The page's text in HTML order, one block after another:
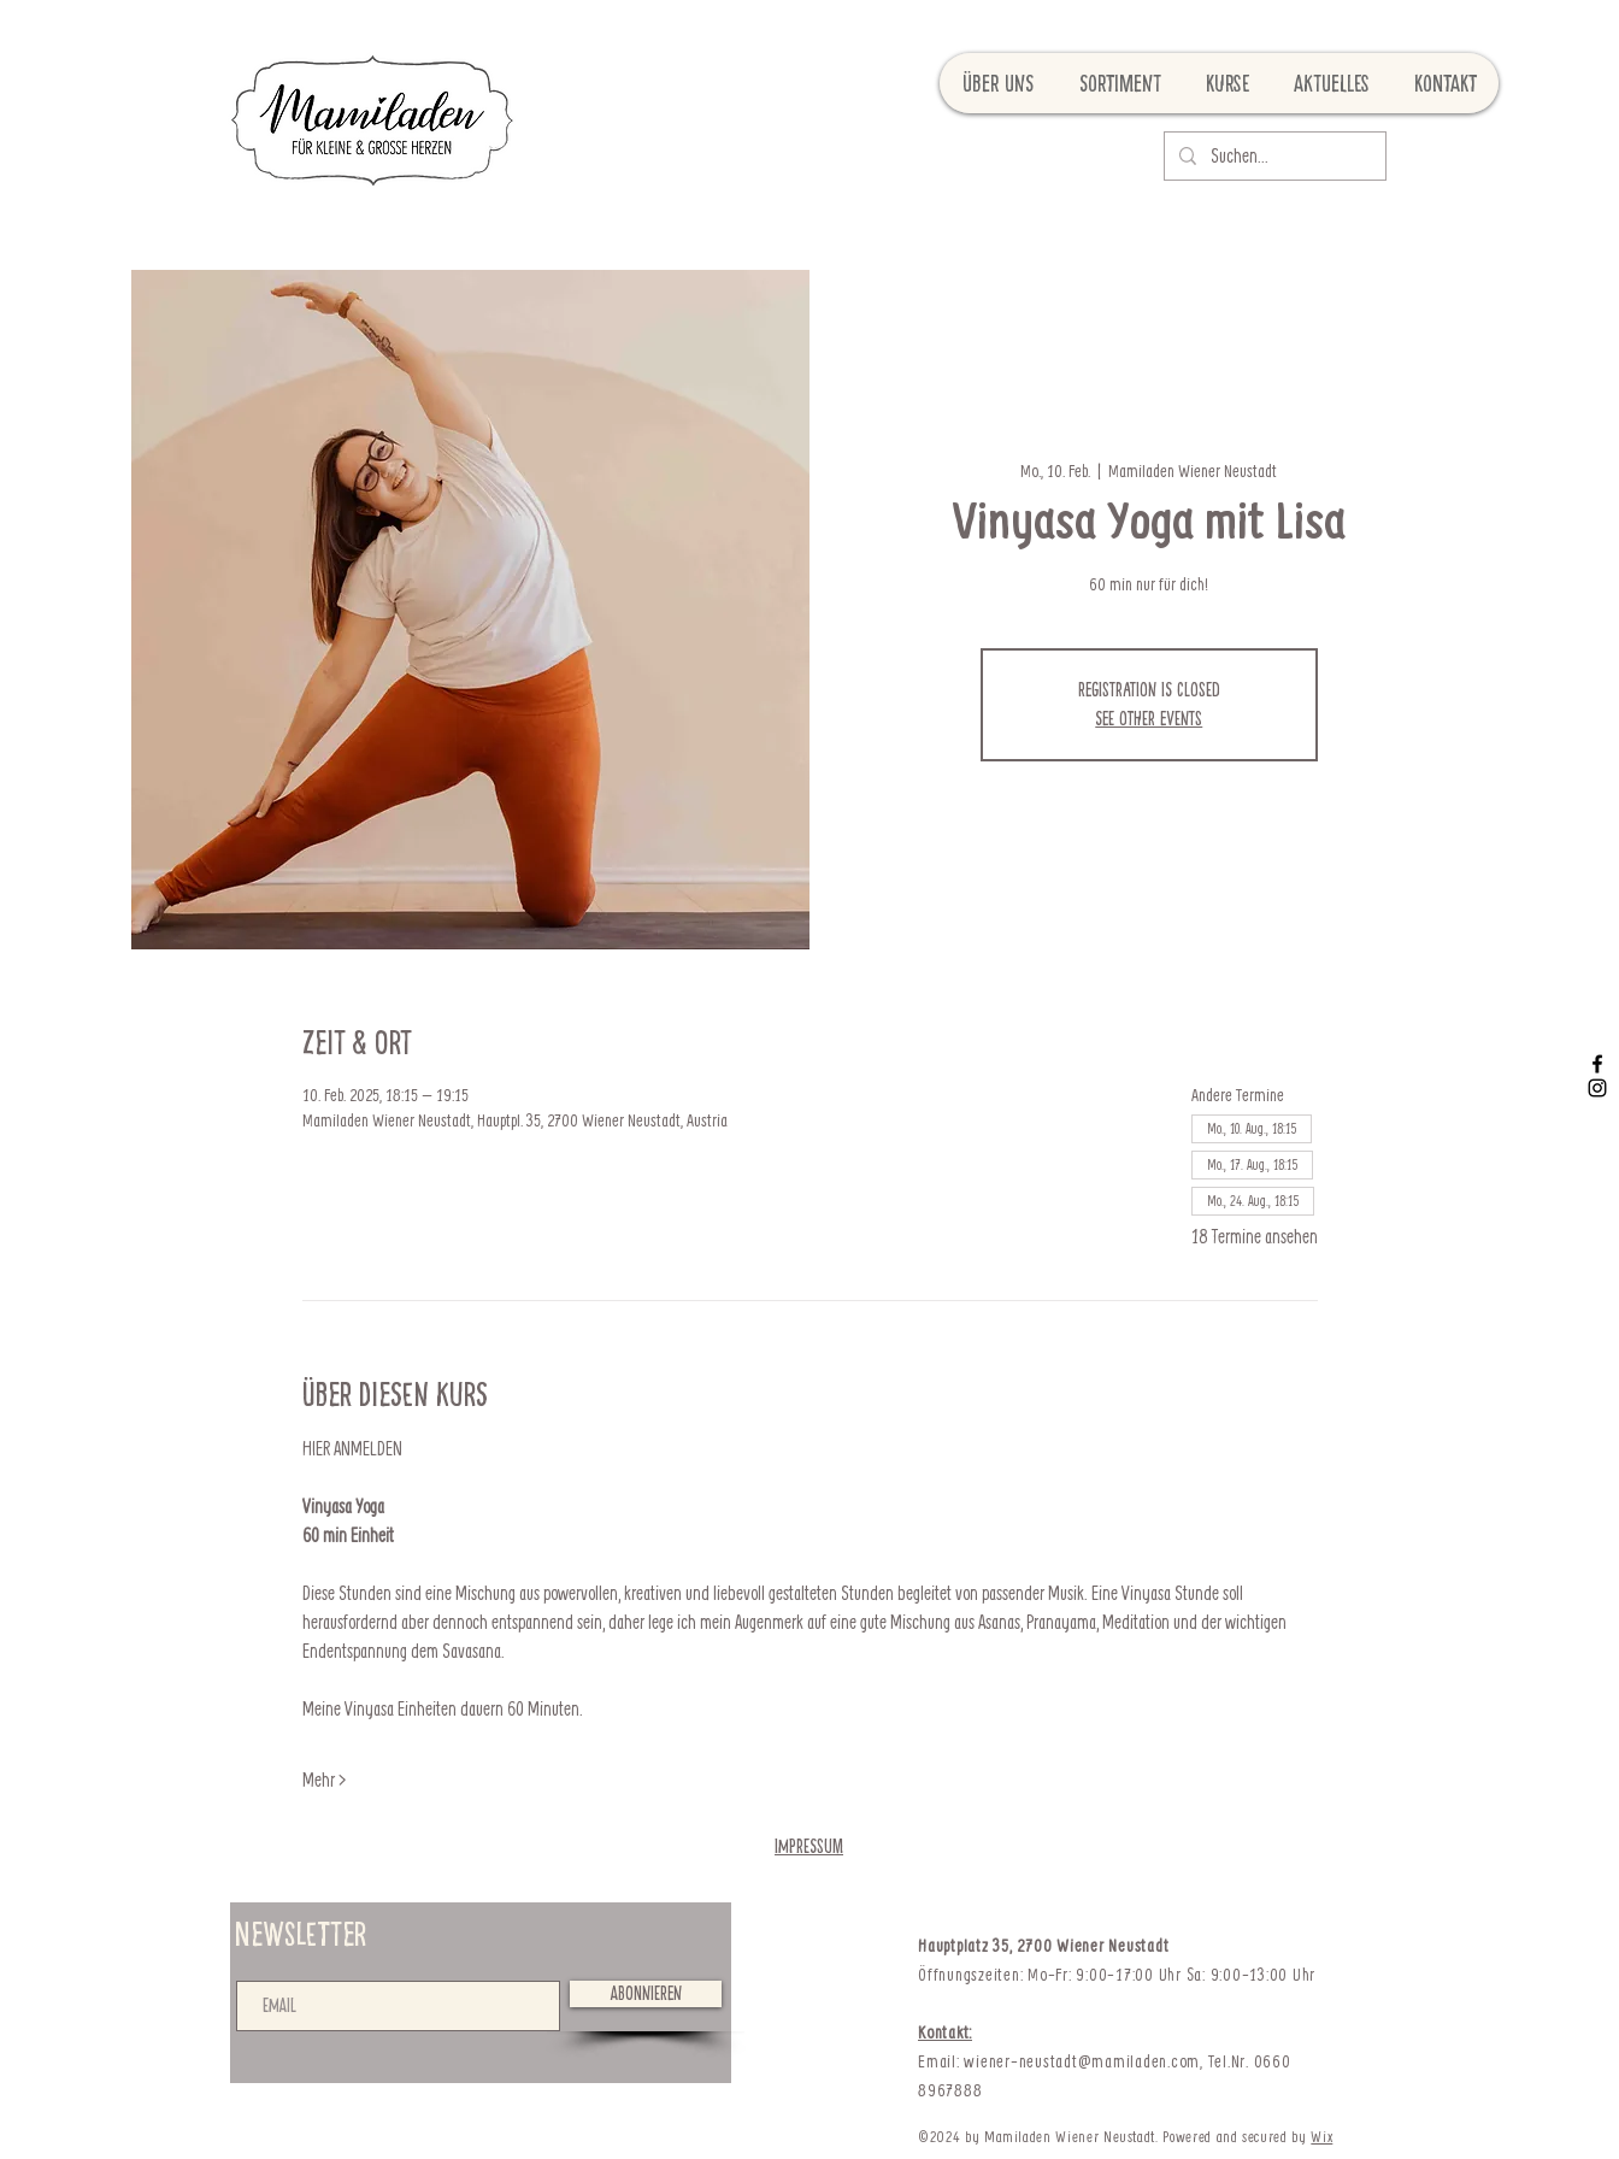
Über uns Sortiment Kurse Aktuelles Kontakt
Mo., 10. Feb.
  |
Mamiladen Wiener Neustadt
Vinyasa Yoga mit Lisa
60 min nur für dich!
Registration is closed
See other events
Zeit & Ort
10. Feb. 2025, 18:15 – 19:15
Mamiladen Wiener Neustadt, Hauptpl. 35, 2700 Wiener Neustadt, Austria
Andere Termine
Mo., 10. Aug., 18:15
Mo., 17. Aug., 18:15
Mo., 24. Aug., 18:15
18 Termine ansehen
Über diesen Kurs
HIER ANMELDEN
Vinyasa Yoga
60 min Einheit
Diese Stunden sind eine Mischung aus powervollen, kreativen und liebevoll gestalteten Stunden begleitet von passender Musik. Eine Vinyasa Stunde soll
herausfordernd aber dennoch entspannend sein, daher lege ich mein Augenmerk auf eine gute Mischung aus Asanas, Pranayama, Meditation und der wichtigen
Endentspannung dem Savasana.
Meine Vinyasa Einheiten dauern 60 Minuten.
Mehr >
Impressum
Newsletter
Abonnieren
Hauptplatz 35, 2700 Wiener Neustadt
Öffnungszeiten: Mo-Fr: 9:00-17:00 Uhr Sa: 9:00-13:00 Uhr
Kontakt:
Email:wiener-neustadt@mamiladen.com Tel.Nr. 0660
8967888
©2024 by Mamiladen Wiener Neustadt. Powered and secured byWix